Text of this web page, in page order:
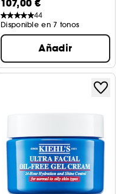
107,00 €
44
Disponible en 7 tonos
Añadir